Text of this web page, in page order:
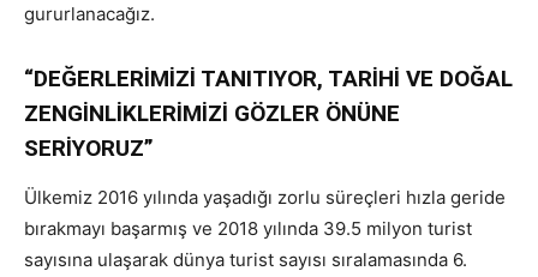
gururlanacağız.
“DEĞERLERİMİZİ TANITIYOR, TARİHİ VE DOĞAL
ZENGİNLİKLERİMİZİ GÖZLER ÖNÜNE
SERİYORUZ”
Ülkemiz 2016 yılında yaşadığı zorlu süreçleri hızla geride
bırakmayı başarmış ve 2018 yılında 39.5 milyon turist
sayısına ulaşarak dünya turist sayısı sıralamasında 6.